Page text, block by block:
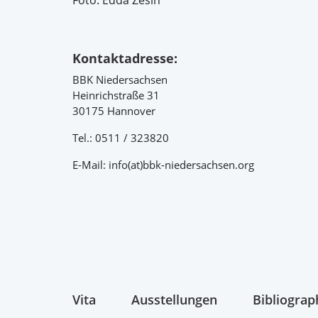
Kontaktadresse:
BBK Niedersachsen
Heinrichstraße 31
30175 Hannover
Tel.: 0511 / 323820
E-Mail: info(at)bbk-niedersachsen.org
Vita Ausstellungen